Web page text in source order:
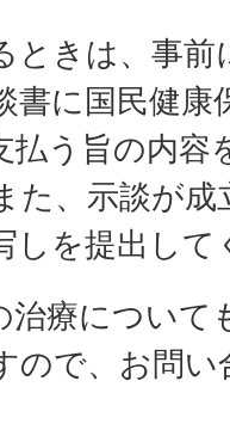
ときは、事前
書に国民健康
払う旨の内容
た、示談が
しを提出して
治療について
ので、お問